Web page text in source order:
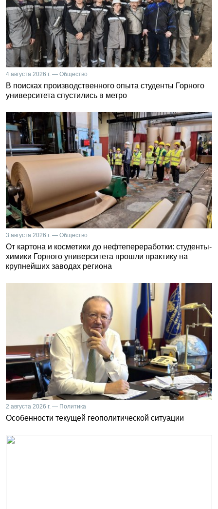
4 августа 2026 г. — Общество
В поисках производственного опыта студенты Горного
университета спустились в метро
3 августа 2026 г. — Общество
От картона и косметики до нефтепереработки: студенты-
химики Горного университета прошли практику на
крупнейших заводах региона
2 августа 2026 г. — Политика
Особенности текущей геополитической ситуации